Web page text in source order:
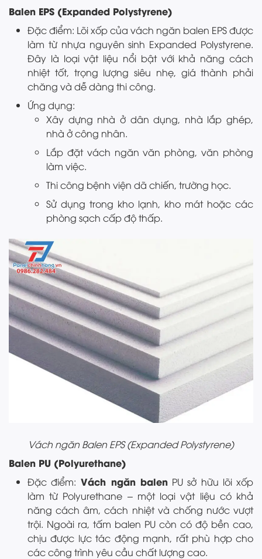
Balen EPS (Expanded Polystyrene)
Đặc điểm: Lõi xốp của vách ngăn balen EPS được
làm từ nhựa nguyên sinh Expanded Polystyrene.
Đây là loại vật liệu nổi bật với khả năng cách
nhiệt tốt, trọng lượng siêu nhẹ, giá thành phải
chăng và dễ dàng thi công.
Ứng dụng:
Xây dựng nhà ở dân dụng, nhà lắp ghép,
nhà ở công nhân.
Lắp đặt vách ngăn văn phòng, văn phòng
làm việc.
Thi công bệnh viện dã chiến, trường học.
Sử dụng trong kho lạnh, kho mát hoặc các
phòng sạch cấp độ thấp.
Vách ngăn Balen EPS (Expanded Polystyrene)
Balen PU (Polyurethane)
Đặc điểm: Vách ngăn balenPU sở hữu lõi xốp
làm từ Polyurethane – một loại vật liệu có khả
năng cách âm, cách nhiệt và chống nước vượt
trội. Ngoài ra, tấm balen PU còn có độ bền cao,
chịu được lực tác động mạnh, rất phù hợp cho
các công trình yêu cầu chất lượng cao.